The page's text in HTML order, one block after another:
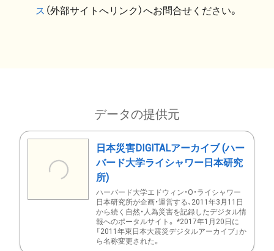
ス （外部サイトへリンク）へお問合せください。
データの提供元
日本災害DIGITALアーカイブ (ハー
バード大学ライシャワー日本研究
所)
ハーバード大学エドウィン・O・ライシャワー
日本研究所が企画・運営する、2011年3月11日
から続く自然・人為災害を記録したデジタル情
報へのポータルサイト。 *2017年1月20日に
「2011年東日本大震災デジタルアーカイブ」か
ら名称変更された。